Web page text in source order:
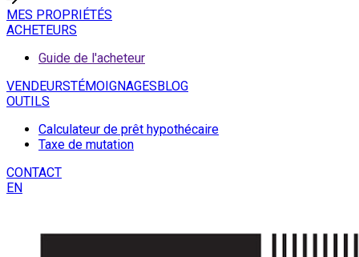
MES PROPRIÉTÉS
ACHETEURS
Guide de l'acheteur
VENDEURSTÉMOIGNAGESBLOG
OUTILS
Calculateur de prêt hypothécaire
Taxe de mutation
CONTACT
EN